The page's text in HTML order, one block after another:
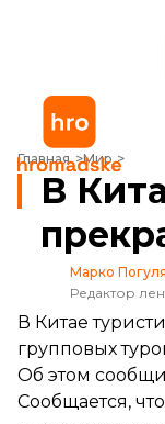
Главная Мир
В Китае все
В
Марко
Редактор
В Китае
групповых
Об этом
Сообщается,